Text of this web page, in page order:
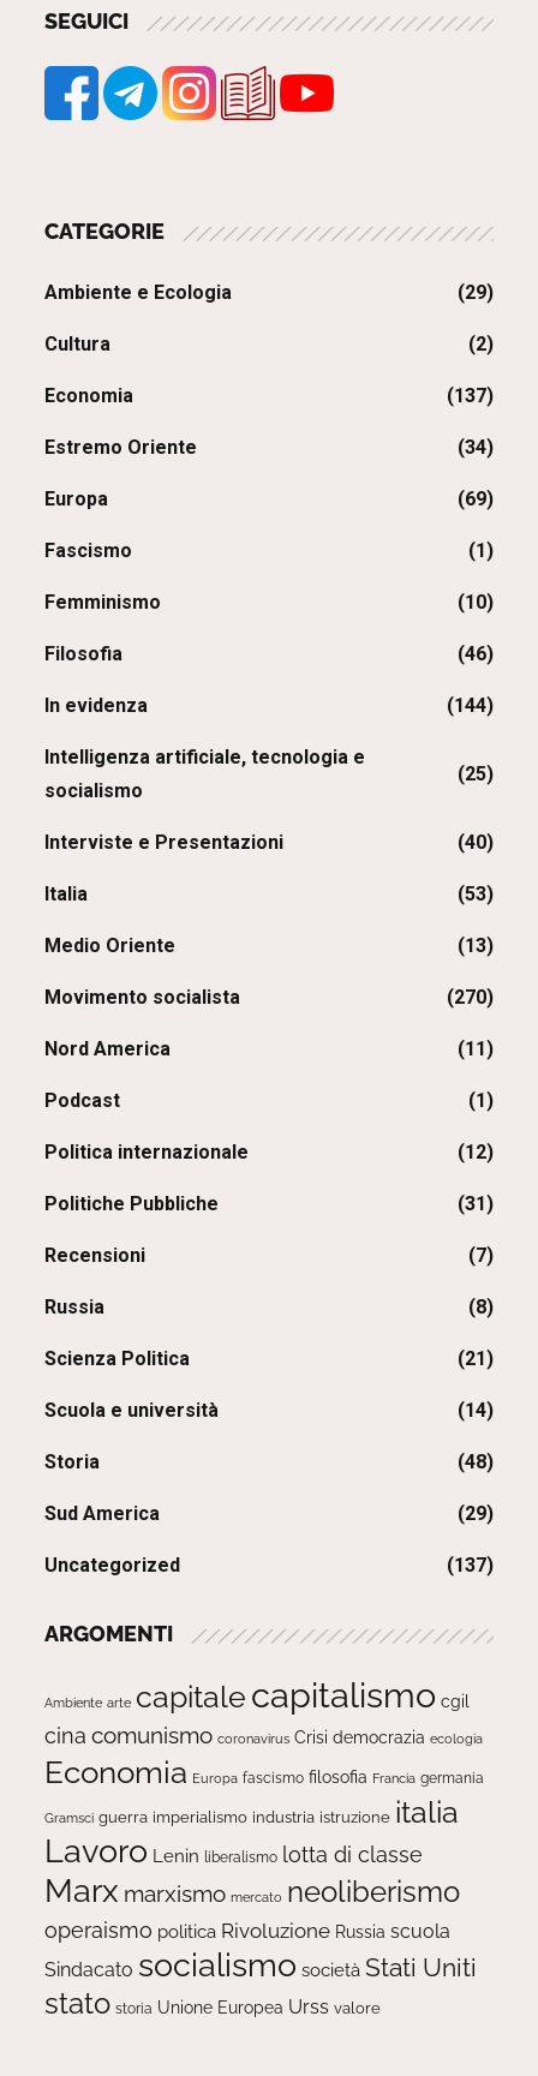
degli
articoli
SEGUICI
CATEGORIE
Ambiente e Ecologia (29)
Cultura (2)
Economia (137)
Estremo Oriente (34)
Europa (69)
Fascismo (1)
Femminismo (10)
Filosofia (46)
In evidenza (144)
Intelligenza artificiale, tecnologia e
socialismo
(25)
Interviste e Presentazioni (40)
Italia (53)
Medio Oriente (13)
Movimento socialista (270)
Nord America (11)
Podcast (1)
Politica internazionale (12)
Politiche Pubbliche (31)
Recensioni (7)
Russia (8)
Scienza Politica (21)
Scuola e università (14)
Storia (48)
Sud America (29)
Uncategorized (137)
ARGOMENTI
Ambiente arte capitale capitalismo cgil
cina comunismo coronavirus Crisi democrazia ecologia
Economia Europa fascismo filosofia Francia germania
Gramsci guerra imperialismo industria istruzione italia
Lavoro Lenin liberalismo lotta di classe
Marx marxismo mercato neoliberismo
operaismo politica Rivoluzione Russia scuola
Sindacato socialismo società Stati Uniti
stato storia Unione Europea Urss valore